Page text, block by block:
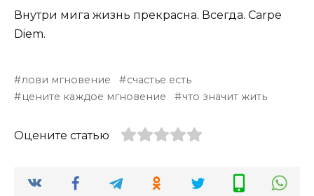
Внутри мига жизнь прекрасна. Всегда. Carpe
Diem.
лови мгновение
счастье есть
цените каждое мгновение
что значит жить
Оцените статью